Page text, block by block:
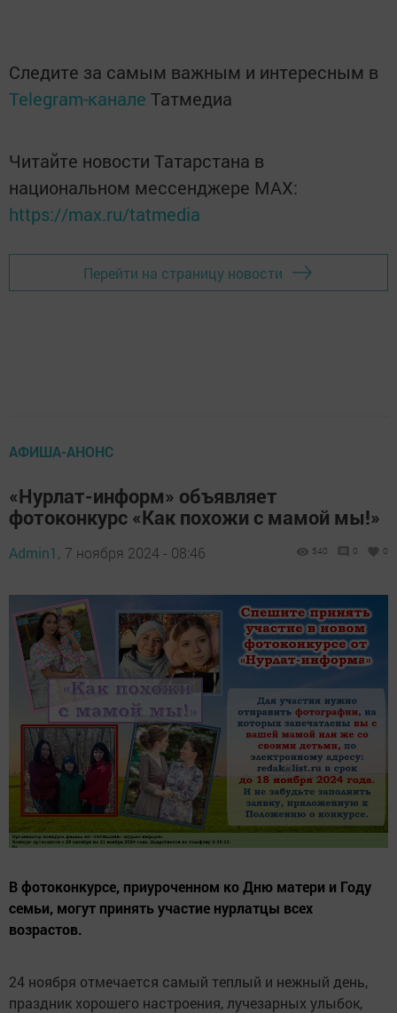
Следите за самым важным и интересным в
Telegram-канале Татмедиа
Читайте новости Татарстана в
национальном мессенджере MАХ:
https://max.ru/tatmedia
Перейти на страницу новости
АФИША-АНОНС
«Нурлат-информ» объявляет
фотоконкурс «Как похожи с мамой мы!»
Admin1, 7 ноября 2024 - 08:46 540 0 0
В фотоконкурсе, приуроченном ко Дню матери и Году
семьи, могут принять участие нурлатцы всех
возрастов.
24 ноября отмечается самый теплый и нежный день,
праздник хорошего настроения, лучезарных улыбок,